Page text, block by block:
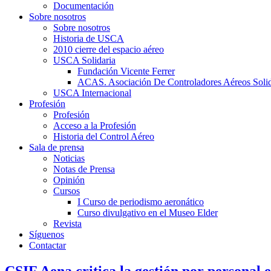
Documentación
Sobre nosotros
Sobre nosotros
Historia de USCA
2010 cierre del espacio aéreo
USCA Solidaria
Fundación Vicente Ferrer
ACAS. Asociación De Controladores Aéreos
USCA Internacional
Profesión
Profesión
Acceso a la Profesión
Historia del Control Aéreo
Sala de prensa
Noticias
Notas de Prensa
Opinión
Cursos
I Curso de periodismo aeronático
Curso divulgativo en el Museo Elder
Revista
Síguenos
Contactar